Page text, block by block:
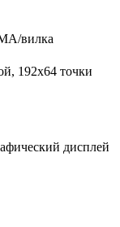
вилка
192х64 точки
дисплей